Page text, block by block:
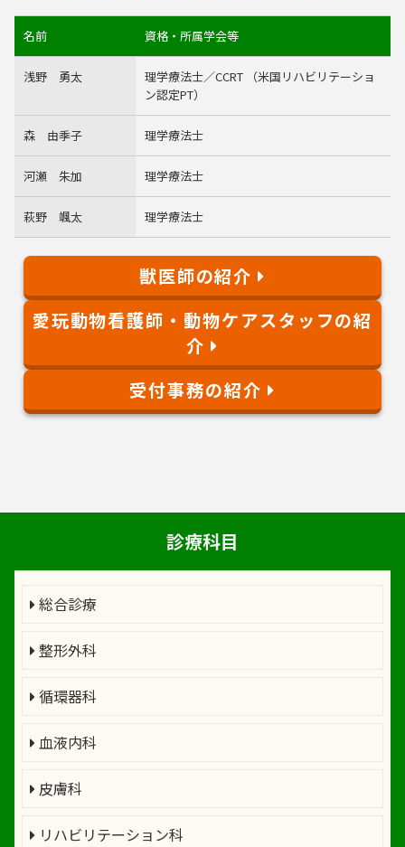
名前 資格・所属学会等
浅野 勇太
理学療法士／CCRT （米国リハビリテーショ
ン認定PT）
森 由季子 理学療法士
河瀬 朱加 理学療法士
萩野 颯太 理学療法士
獣医師の紹介
愛玩動物看護師・動物ケアスタッフの紹
介
受付事務の紹介
診療科目
総合診療
整形外科
循環器科
血液内科
皮膚科
リハビリテーション科